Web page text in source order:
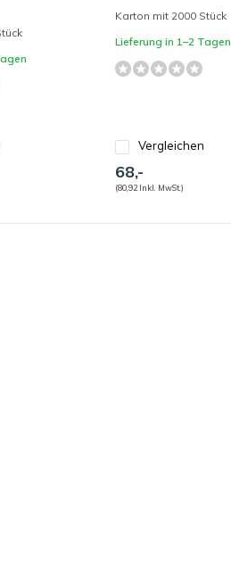
Karton mit 2000 Stück
Lieferung in 1–2 Tagen
Vergleichen
68,-
(80,92 Inkl. MwSt.)